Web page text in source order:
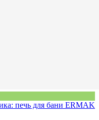
печь для бани ERMAK